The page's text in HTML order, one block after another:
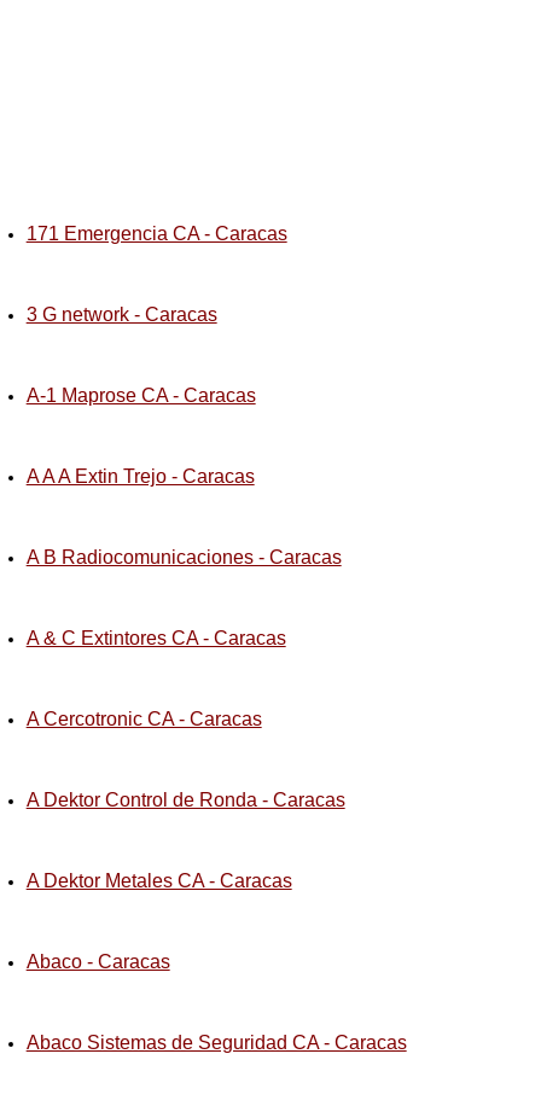
171 Emergencia CA - Caracas
3 G network - Caracas
A-1 Maprose CA - Caracas
A A A Extin Trejo - Caracas
A B Radiocomunicaciones - Caracas
A & C Extintores CA - Caracas
A Cercotronic CA - Caracas
A Dektor Control de Ronda - Caracas
A Dektor Metales CA - Caracas
Abaco - Caracas
Abaco Sistemas de Seguridad CA - Caracas